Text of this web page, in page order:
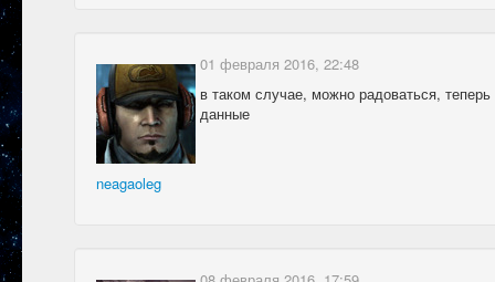
neagaoleg
01 февраля 2016, 22:48
в таком случае, можно радоваться,
данные